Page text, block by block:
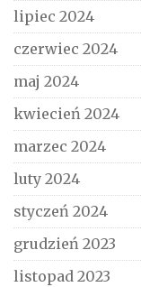
lipiec 2024
czerwiec 2024
maj 2024
kwiecień 2024
marzec 2024
luty 2024
styczeń 2024
grudzień 2023
listopad 2023